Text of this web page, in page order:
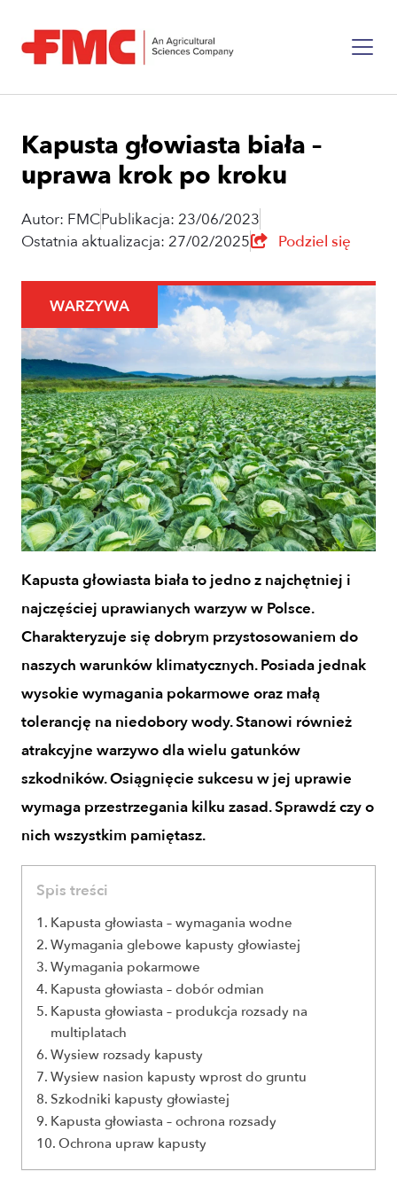
Kapusta głowiasta biała –
uprawa krok po kroku
Autor: FMCPublikacja: 23/06/2023
Ostatnia aktualizacja: 27/02/2025
Podziel się
WARZYWA
Kapusta głowiasta biała to jedno z najchętniej i
najczęściej uprawianych warzyw w Polsce.
Charakteryzuje się dobrym przystosowaniem do
naszych warunków klimatycznych. Posiada jednak
wysokie wymagania pokarmowe oraz małą
tolerancję na niedobory wody. Stanowi również
atrakcyjne warzywo dla wielu gatunków
szkodników. Osiągnięcie sukcesu w jej uprawie
wymaga przestrzegania kilku zasad. Sprawdź czy o
nich wszystkim pamiętasz.
Spis treści
Kapusta głowiasta – wymagania wodne
Wymagania glebowe kapusty głowiastej
Wymagania pokarmowe
Kapusta głowiasta – dobór odmian
Kapusta głowiasta – produkcja rozsady na
multiplatach
Wysiew rozsady kapusty
Wysiew nasion kapusty wprost do gruntu
Szkodniki kapusty głowiastej
Kapusta głowiasta – ochrona rozsady
Ochrona upraw kapusty